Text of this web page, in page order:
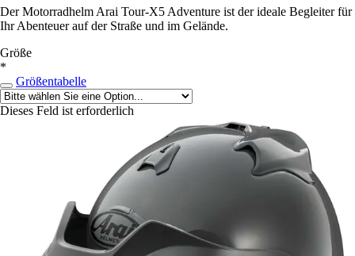
Der Motorradhelm Arai Tour-X5 Adventure ist der ideale Begleiter für
Ihr Abenteuer auf der Straße und im Gelände.
Größe
*
Größentabelle
Dieses Feld ist erforderlich